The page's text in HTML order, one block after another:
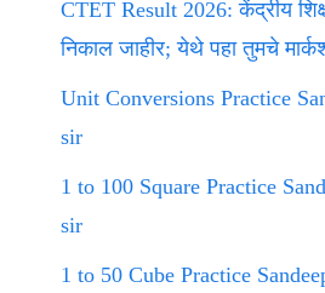
CTET Result 2026: केंद्रीय
निकाल जाहीर; येथे पहा तुमचे
Unit Conversions Practice
sir
1 to 100 Square Practice
sir
1 to 50 Cube Practice